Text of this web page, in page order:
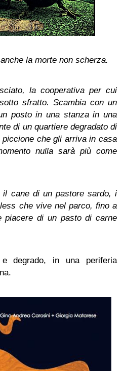
la morte non scherza.
la cooperativa per cui
sfratto. Scambia con un
posto in una stanza in una
di un quartiere degradato di
che gli arriva in casa
nulla sarà più come
il cane di un pastore sardo, i
che vive nel parco, fino a
piacere di un pasto di carne
degrado, in una periferia